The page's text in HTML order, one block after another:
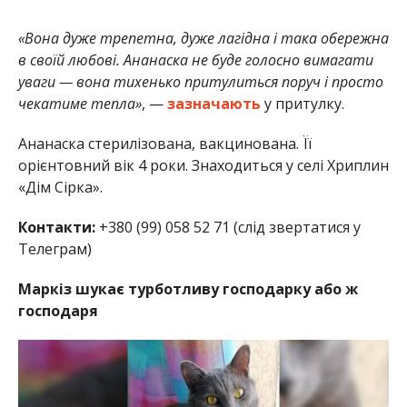
«Вона дуже трепетна, дуже лагідна і така обережна
в своїй любові. Ананаска не буде голосно вимагати
уваги — вона тихенько притулиться поруч і просто
чекатиме тепла», —зазначають у притулку.
Ананаска стерилізована, вакцинована. Її
орієнтовний вік 4 роки. Знаходиться у селі Хриплин
«Дім Сірка».
Контакти: +380 (99) 058 52 71 (слід звертатися у
Телеграм)
Маркіз шукає турботливу господарку або ж
господаря